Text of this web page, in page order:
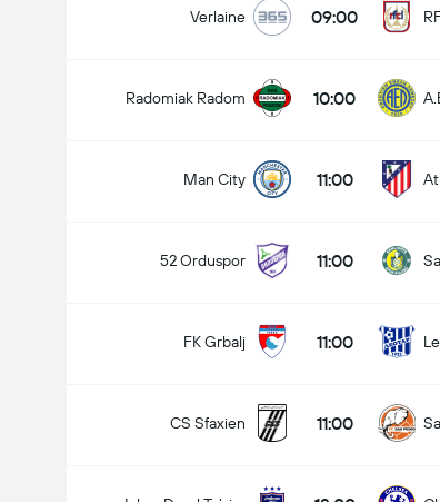
Verlaine 09:00
Radomiak Radom 10:00
Man City 11:00
52 Orduspor 11:00
FK Grbalj 11:00
CS Sfaxien 11:00